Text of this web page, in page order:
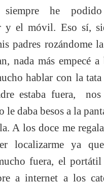
siempre he
y el móvil. Eso sí,
padres rozándome
nada más empecé a
hablar con la
estaba fuera, nos
le daba besos a la
A los doce me
localizarme ya
fuera, el
a internet a los